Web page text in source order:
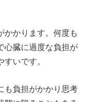
かかります。何度も
心臓に過度な負担が
いです。
も負担がかかり思考